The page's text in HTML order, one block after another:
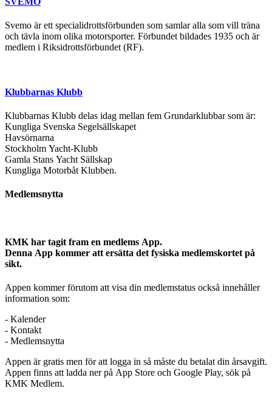
Svemo är ett specialidrottsförbunden som samlar alla som vill träna
och tävla inom olika motorsporter. Förbundet bildades 1935 och är
medlem i Riksidrottsförbundet (RF).
Klubbarnas Klubb
Klubbarnas Klubb delas idag mellan fem Grundarklubbar som är:
Kungliga Svenska Segelsällskapet
Havsörnarna
Stockholm Yacht-Klubb
Gamla Stans Yacht Sällskap
Kungliga Motorbåt Klubben.
Medlemsnytta
KMK har tagit fram en medlems App.
Denna App kommer att ersätta det fysiska medlemskortet på
sikt.
Appen kommer förutom att visa din medlemstatus också innehåller
information som:
- Kalender
- Kontakt
- Medlemsnytta
Appen är gratis men för att logga in så måste du betalat din årsavgift.
Appen finns att ladda ner på App Store och Google Play, sök på
KMK Medlem.